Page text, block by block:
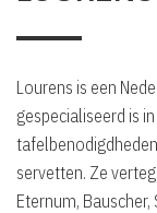
Lourens is een
gespecialiseerd is
servetten. Ze
Eternum,